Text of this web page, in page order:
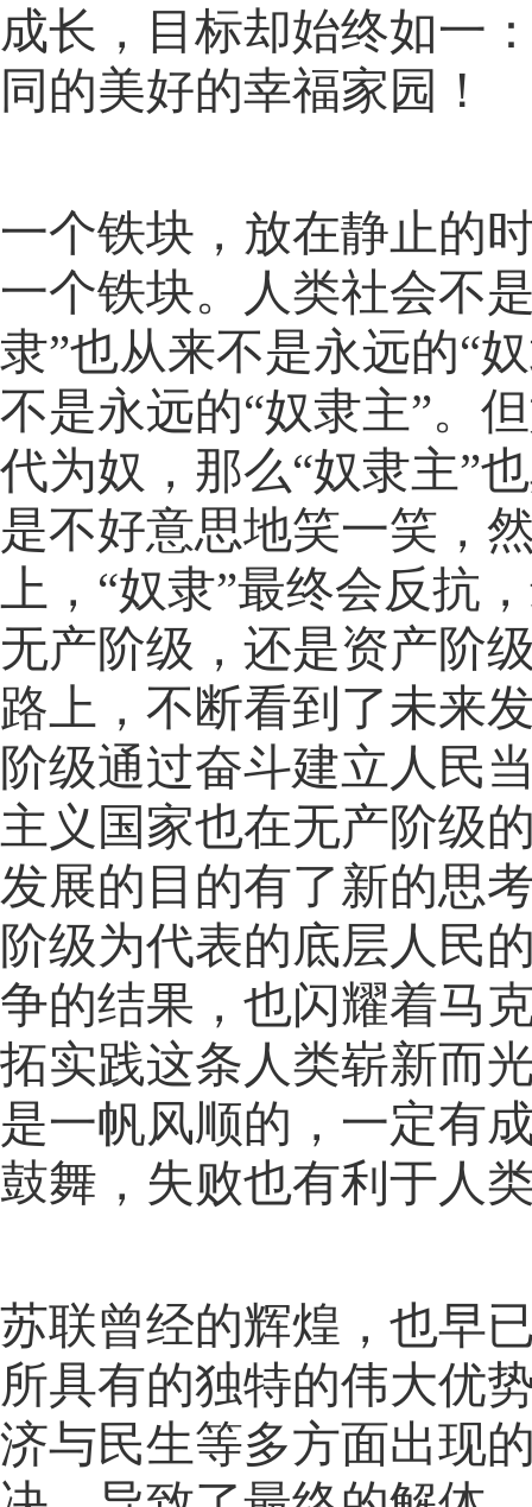
成长，目标却始终如一
同的美好的幸福家园！
一个铁块，放在静止的
一个铁块。人类社会不
隶”也从来不是永远的“
不是永远的“奴隶主”。
代为奴，那么“奴隶主”
是不好意思地笑一笑，
上，“奴隶”最终会反抗
无产阶级，还是资产阶
路上，不断看到了未来
阶级通过奋斗建立人民
主义国家也在无产阶级
发展的目的有了新的思
阶级为代表的底层人民
争的结果，也闪耀着马
拓实践这条人类崭新而
是一帆风顺的，一定有
鼓舞，失败也有利于人
苏联曾经的辉煌，也早
所具有的独特的伟大优
济与民生等多方面出现